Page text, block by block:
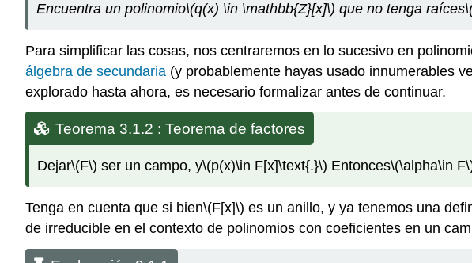
Encuentra un polinomio\(q(x) \in \mathbb{Z}[x]\) que no tenga raíces
Para simplificar las cosas, nos centraremos en lo sucesivo en
álgebra de secundaria (y probablemente hayas usado innumerables
explorado hasta ahora, es necesario formalizar antes de continuar.
Teorema 3.1.2 : Teorema de factores
Dejar\(F\) ser un campo, y\(p(x)\in F[x]\text{.}\) Entonces\(\alpha\in
Tenga en cuenta que si bien\(F[x]\) es un anillo, y ya tenemos una
de irreducible en el contexto de polinomios con coeficientes en un